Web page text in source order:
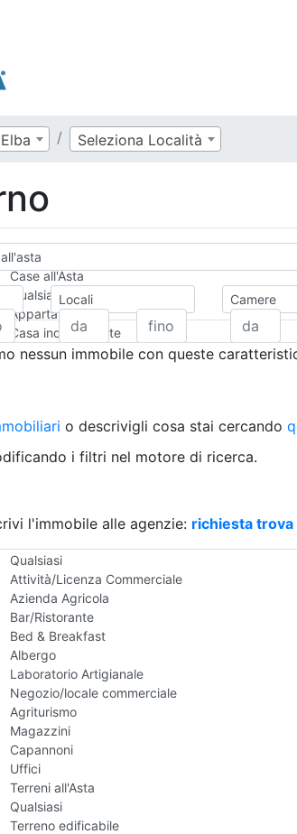
Seleziona Località
Case all'Asta
Qualsiasi
Appartamento
Casa indipendente
Casa Semi-indipendente
Rustico/Casale
Camera d'Albergo
Box/Garage
Qualsiasi
Attività/Licenza Commerciale
Azienda Agricola
Bar/Ristorante
Bed & Breakfast
Albergo
Laboratorio Artigianale
Negozio/locale commerciale
Agriturismo
Magazzini
Capannoni
Uffici
Terreni all'Asta
Qualsiasi
Terreno edificabile
Locali Camere
nessun immobile con queste
o descrivigli cosa stai cercando
i filtri nel motore di ricerca.
l'immobile alle agenzie: richiesta trova